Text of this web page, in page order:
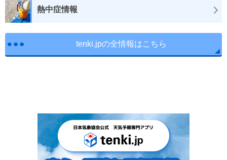
熱中症情報
tenki.jpの全情報はこちら